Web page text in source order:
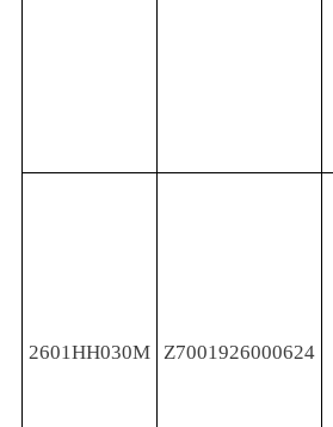
2601HH030M Z7001926000624